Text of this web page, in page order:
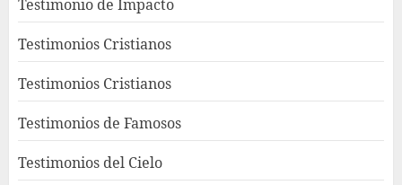
Testimonio de Impacto
Testimonios Cristianos
Testimonios Cristianos
Testimonios de Famosos
Testimonios del Cielo